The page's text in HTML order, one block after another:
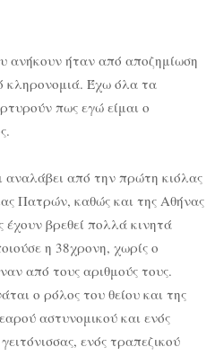
ανήκουν ήταν από αποζημίωση
κληρονομιά. Έχω όλα τα
πως εγώ είμαι ο
αναλάβει από την πρώτη κιόλας
Πατρών, καθώς και της Αθήνας
βρεθεί πολλά κινητά
η 38χρονη, χωρίς ο
από τους αριθμούς τους.
ο ρόλος του θείου και της
αστυνομικού και ενός
ενός τραπεζικού